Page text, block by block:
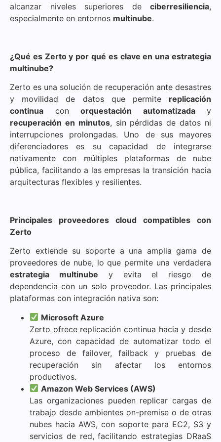
alcanzar niveles superiores de ciberresiliencia,
especialmente en entornos multinube.
¿Qué es Zerto y por qué es clave en una estrategia
multinube?
Zerto es una solución de recuperación ante desastres
y movilidad de datos que permite replicación
continua con orquestación automatizaday
recuperación en minutos, sin pérdidas de datos ni
interrupciones prolongadas. Uno de sus mayores
diferenciadores es su capacidad de integrarse
nativamente con múltiples plataformas de nube
pública, facilitando a las empresas la transición hacia
arquitecturas flexibles y resilientes.
Principales proveedores cloud compatibles con
Zerto
Zerto extiende su soporte a una amplia gama de
proveedores de nube, lo que permite una verdadera
estrategia multinube y evita el riesgo de
dependencia con un solo proveedor. Las principales
plataformas con integración nativa son:
Microsoft Azure
Zerto ofrece replicación continua hacia y desde
Azure, con capacidad de automatizar todo el
proceso de failover, failback y pruebas de
recuperación sin afectar los entornos
productivos.
Amazon Web Services (AWS)
Las organizaciones pueden replicar cargas de
trabajo desde ambientes on-premise o de otras
nubes hacia AWS, con soporte para EC2, S3 y
servicios de red, facilitando estrategias DRaaS